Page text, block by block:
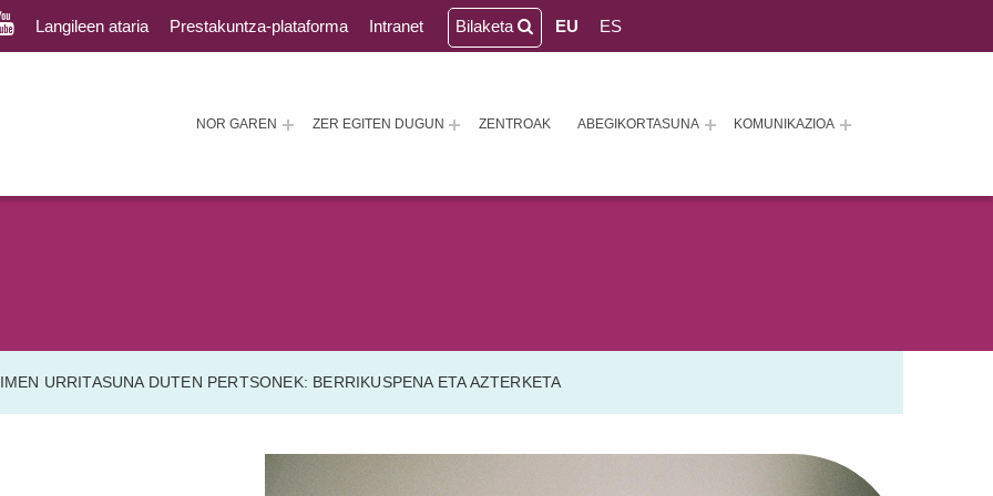
NOR GAREN ZER EGITEN DUGUN ZENTROAK ABEGIKORTASUNA KOMUNIKAZIOA
Langileen ataria Prestakuntza-plataforma Intranet Bilaketa EU ES
URRITASUNA DUTEN PERTSONEK: BERRIKUSPENA ETA AZTERKETA